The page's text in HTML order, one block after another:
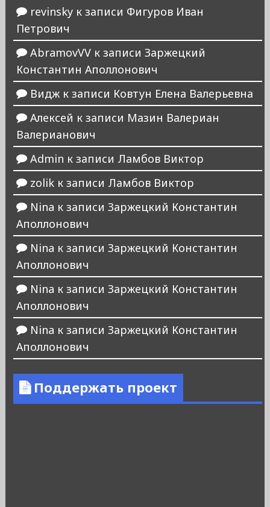
revinskyк записи Фигуров Иван
Петрович
AbramovVVк записи Заржецкий
Константин Аполлонович
Виджк записи Ковтун Елена Валерьевна
Алексей к записи Мазин Валериан
Валерианович
Admin к записи Ламбов Виктор
zolikк записи Ламбов Виктор
Nina к записи Заржецкий Константин
Аполлонович
Nina к записи Заржецкий Константин
Аполлонович
Nina к записи Заржецкий Константин
Аполлонович
Nina к записи Заржецкий Константин
Аполлонович
Поддержать проект